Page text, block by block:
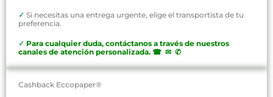
✓ Si necesitas una entrega urgente, elige el transportista de tu
preferencia.
✓ Para cualquier duda, contáctanos a través de nuestros
canales de atención personalizada. ☎ ✉ ✆
Cashback Eccopaper®